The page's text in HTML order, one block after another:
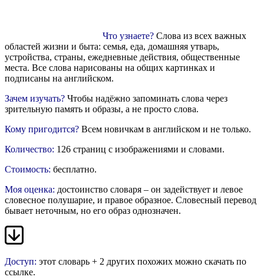
Что узнаете? Слова из всех важных
областей жизни и быта: семья, еда, домашняя утварь,
устройства, страны, ежедневные действия, общественные
места. Все слова нарисованы на общих картинках и
подписаны на английском.
Зачем изучать? Чтобы надёжно запоминать слова через
зрительную память и образы, а не просто слова.
Кому пригодится? Всем новичкам в английском и не только.
Количество: 126 страниц с изображениями и словами.
Стоимость: бесплатно.
Моя оценка: достоинство словаря – он задействует и левое
словесное полушарие, и правое образное. Словесный перевод
бывает неточным, но его образ однозначен.
Доступ: этот словарь + 2 других похожих можно скачать по
ссылке.